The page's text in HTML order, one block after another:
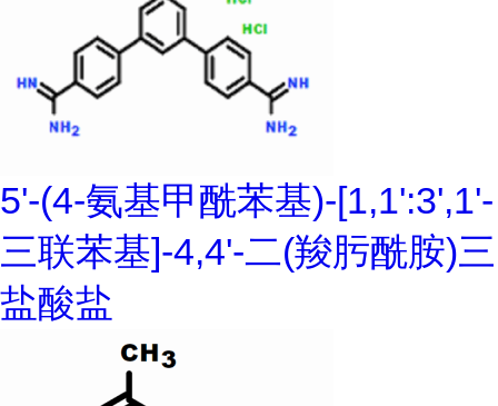
5'-(4-氨基甲酰苯基)-[1,1':3',1'-
三联苯基]-4,4'-二(羧肟酰胺)三
盐酸盐